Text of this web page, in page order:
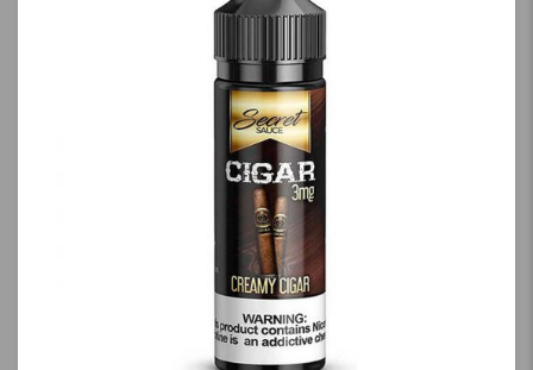
نمایش قیمت ، گزینه های
محصول را از کادر بالا انتخاب
-
نمایش قیمت ، گزینه های
محصول را از کادر بالا انتخاب
کنید.
تمامی قیمت ها بروز
هستند.
+